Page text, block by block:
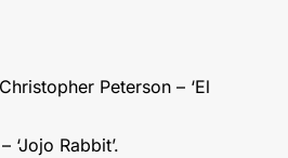
Peterson – ‘El
‘Jojo Rabbit’.